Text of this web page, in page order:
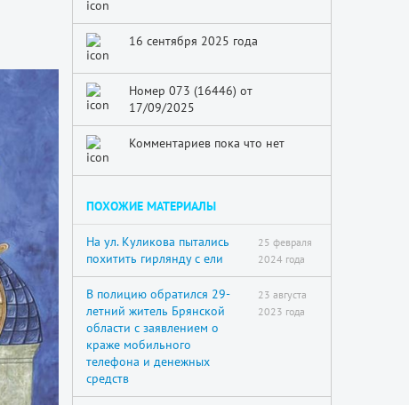
16 сентября 2025 года
Номер 073 (16446) от
17/09/2025
Комментариев пока что нет
ПОХОЖИЕ МАТЕРИАЛЫ
На ул. Куликова пытались
похитить гирлянду с ели
25 февраля
2024 года
В полицию обратился 29-
летний житель Брянской
области с заявлением о
краже мобильного
телефона и денежных
средств
23 августа
2023 года